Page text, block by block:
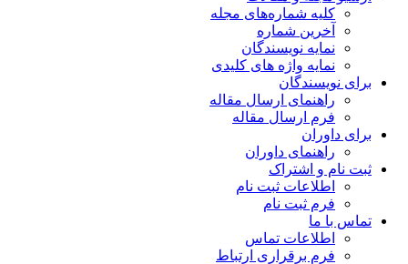
کلیه شماره‌های مجله
آخرین شماره
نمایه نویسندگان
نمایه واژه های کلیدی
برای نویسندگان
راهنمای ارسال مقاله
فرم ارسال مقاله
برای داوران
راهنمای داوران
ثبت نام و اشتراک
اطلاعات ثبت نام
فرم ثبت نام
تماس با ما
اطلاعات تماس
فرم برقراری ارتباط